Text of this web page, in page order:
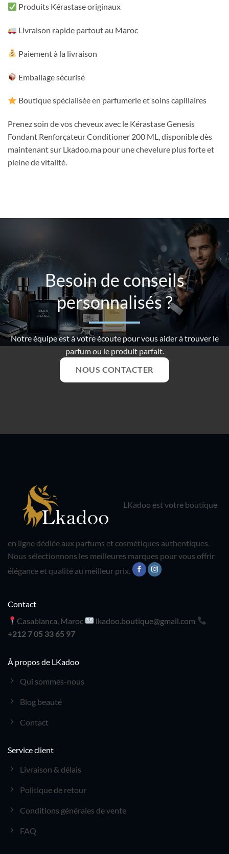
Produits Kérastase originaux
Livraison rapide partout au Maroc
Paiement à la livraison
Emballage sécurisé
Boutique spécialisée en parfumerie et soins capillaires
Prenez soin de vos cheveux avec le Kérastase Genesis
Fondant Renforçateur Conditioner 200 ML, disponible dès
maintenant sur Lkadoo.ma pour une chevelure plus forte et
pleine de vitalité.
Besoin de conseils
personnalisés ?
Notre équipe est à votre écoute pour vous aider à trouver le
parfum ou le produit parfait.
NOUS CONTACTER
LKadoo est votre boutique
en ligne dédiée aux parfums et cosmétiques authentiques.
Nous sélectionnons les meilleures marques pour vous offrir
élégance et qualité au meilleur prix.
À propos de LKadoo
Qui sommes-nous
Blog beauté
Contact
Service client
Livraison & délais
Politique de retour
Conditions générales de vente
FAQ
Contact
Casablanca, Maroc
lkadoo.boutique@gmail.com
+212 7 05 33 65 97